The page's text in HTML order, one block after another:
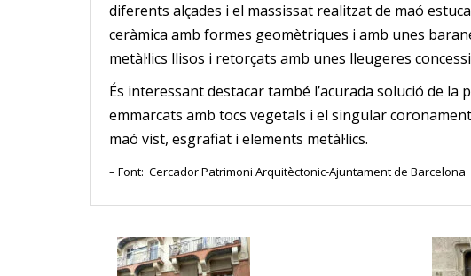
diferents alçades i el massissat realitzat de maó
ceràmica amb formes geomètriques i amb unes
metàl·lics llisos i retorçats amb unes lleugeres
És interessant destacar també l’acurada solució de la
emmarcats amb tocs vegetals i el singular
maó vist, esgrafiat i elements metàl·lics.
– Font: Cercador Patrimoni Arquitèctonic-Ajuntament de Barcelona